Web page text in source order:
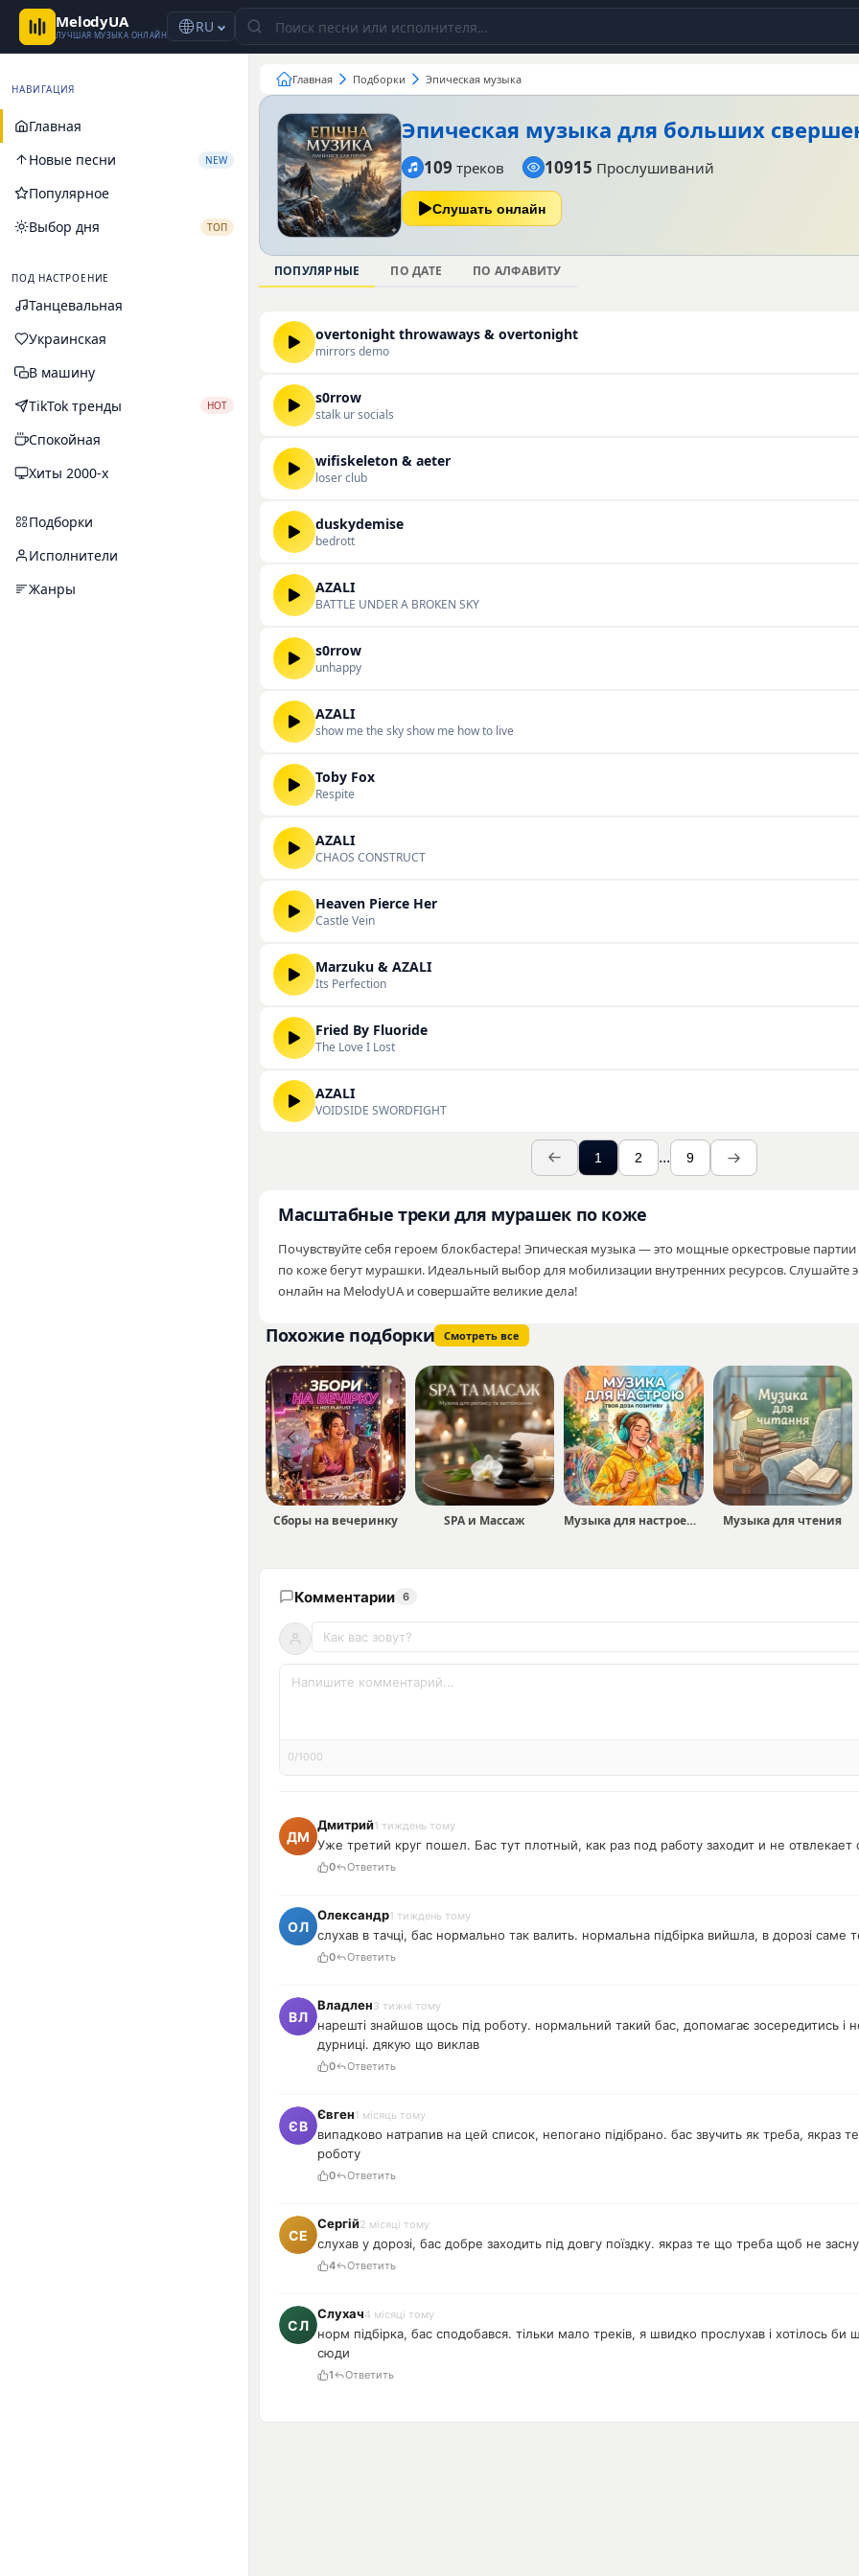
MelodyUA
ЛУЧШАЯ МУЗЫКА ОНЛАЙН RU
НАВИГАЦИЯ
Главная
Новые песни
NEW
Популярное
Выбор дня
ТОП
ПОД НАСТРОЕНИЕ
Танцевальная
Украинская
В машину
TikTok тренды
HOT
Спокойная
Хиты 2000-х
Подборки
Исполнители
Жанры
Главная Подборки Эпическая музыка
Эпическая музыка для больших
109 треков 10915 Прослушиваний
Слушать онлайн
ПОПУЛЯРНЫЕ ПО ДАТЕ ПО АЛФАВИТУ
overtonight throwaways & overtonight
mirrors demo
s0rrow
stalk ur socials
wifiskeleton & aeter
loser club
duskydemise
bedrott
AZALI
BATTLE UNDER A BROKEN SKY
s0rrow
unhappy
AZALI
show me the sky show me how to live
Toby Fox
Respite
AZALI
CHAOS CONSTRUCT
Heaven Pierce Her
Castle Vein
Marzuku & AZALI
Its Perfection
Fried By Fluoride
The Love I Lost
AZALI
VOIDSIDE SWORDFIGHT
1 2 ... 9
Масштабные треки для мурашек по коже
Почувствуйте себя героем блокбастера! Эпическая музыка — это мощные оркестровые
по коже бегут мурашки. Идеальный выбор для мобилизации внутренних ресурсов. Слушайте
онлайн на MelodyUA и совершайте великие дела!
Похожие подборки Смотреть все
Сборы на вечеринку SPA и Массаж Музыка для настроения Музыка для чтения
Комментарии 6
0/1000
Дмитрий1 тиждень тому
Уже третий круг пошел. Бас тут плотный, как раз под работу заходит и не
0 Ответить
Олександр1 тиждень тому
слухав в тачці, бас нормально так валить. нормальна підбірка вийшла, в дорозі саме
0 Ответить
Владлен3 тижні тому
нарешті знайшов щось під роботу. нормальний такий бас, допомагає зосередитись і
дурниці. дякую що виклав
0 Ответить
Євген1 місяць тому
випадково натрапив на цей список, непогано підібрано. бас звучить як треба, якраз
роботу
0 Ответить
Сергій2 місяці тому
слухав у дорозі, бас добре заходить під довгу поїздку. якраз те що треба щоб не
4 Ответить
Слухач4 місяці тому
норм підбірка, бас сподобався. тільки мало треків, я швидко прослухав і хотілось
сюди
1 Ответить